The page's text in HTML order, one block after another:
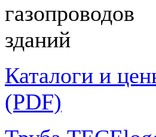
газопроводов
зданий
Каталоги и
(PDF)